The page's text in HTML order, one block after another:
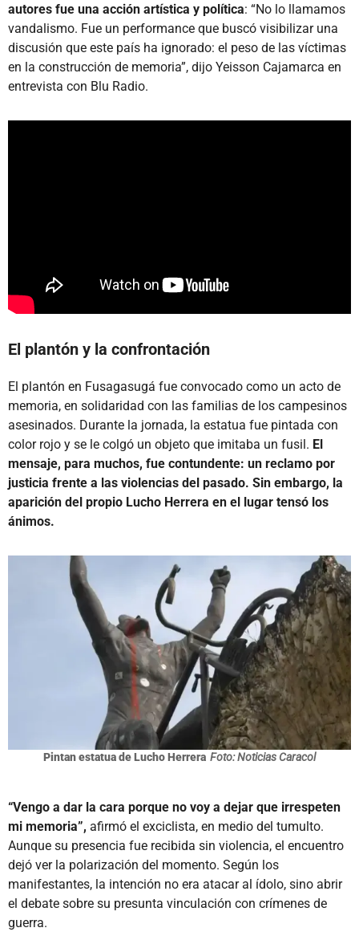
autores fue una acción artística y política: “No lo llamamos
vandalismo. Fue un performance que buscó visibilizar una
discusión que este país ha ignorado: el peso de las víctimas
en la construcción de memoria”, dijo Yeisson Cajamarca en
entrevista con Blu Radio.
El plantón y la confrontación
El plantón en Fusagasugá fue convocado como un acto de
memoria, en solidaridad con las familias de los campesinos
asesinados. Durante la jornada, la estatua fue pintada con
color rojo y se le colgó un objeto que imitaba un fusil. El
mensaje, para muchos, fue contundente: un reclamo por
justicia frente a las violencias del pasado. Sin embargo, la
aparición del propio Lucho Herrera en el lugar tensó los
ánimos.
Pintan estatua de Lucho Herrera Foto: Noticias Caracol
“Vengo a dar la cara porque no voy a dejar que irrespeten
mi memoria”, afirmó el exciclista, en medio del tumulto.
Aunque su presencia fue recibida sin violencia, el encuentro
dejó ver la polarización del momento. Según los
manifestantes, la intención no era atacar al ídolo, sino abrir
el debate sobre su presunta vinculación con crímenes de
guerra.